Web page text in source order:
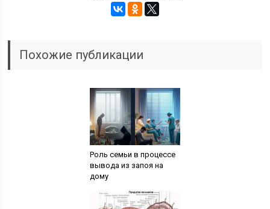
Похожие публикации
Роль семьи в процессе
вывода из запоя на
дому